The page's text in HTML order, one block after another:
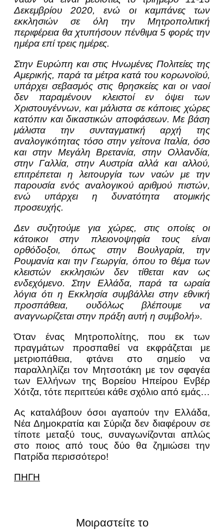
Δεκεμβρίου 2020, ενώ οι καμπάνες των
εκκλησιών σε όλη την Μητροπολιτική
περιφέρεια θα χτυπήσουν πένθιμα 5 φορές την
ημέρα επί τρεις ημέρες.
Στην Ευρώπη και στις Ηνωμένες Πολιτείες της
Αμερικής, παρά τα μέτρα κατά του κορωνοϊού,
υπάρχει σεβασμός στις θρησκείες και οι ναοί
δεν παραμένουν κλειστοί εν όψει των
Χριστουγέννων, και μάλιστα σε κάποιες χώρες
κατόπιν και δικαστικών αποφάσεων. Με βάση
μάλιστα την συνταγματική αρχή της
αναλογικότητας τόσο στην γείτονα Ιταλία, όσο
και στην Μεγάλη Βρετανία, στην Ολλανδία,
στην Γαλλία, στην Αυστρία αλλά και αλλού,
επιτρέπεται η λειτουργία των ναών με την
παρουσία ενός αναλογικού αριθμού πιστών,
ενώ υπάρχει η δυνατότητα ατομικής
προσευχής.
Δεν συζητούμε για χώρες, στις οποίες οι
κάτοικοι στην πλειονοψηφία τους είναι
ορθόδοξοι, όπως στην Βουλγαρία, την
Ρουμανία και την Γεωργία, όπου το θέμα των
κλειστών εκκλησιών δεν τίθεται καν ως
ενδεχόμενο. Στην Ελλάδα, παρά τα ωραία
λόγια ότι η Εκκλησία συμβάλλει στην εθνική
προσπάθεια, ουδόλως βλέπουμε να
αναγνωρίζεται στην πράξη αυτή η συμβολή».
Όταν ένας Μητροπολίτης, που εκ των
πραγμάτων προσπαθεί να εκφράζεται με
μετριοπάθεια, φτάνει στο σημείο να
παραλληλίζει τον Μητσοτάκη με τον σφαγέα
των Ελλήνων της Βορείου Ηπείρου Ενβέρ
Χότζα, τότε περιττεύει κάθε σχόλιο από εμάς…
Ας καταλάβουν όσοι αγαπούν την Ελλάδα,
Νέα Δημοκρατία και Σύριζα δεν διαφέρουν σε
τίποτε μεταξύ τους, συναγωνίζονται απλώς
στο ποιος από τους δύο θα ζημιώσει την
Πατρίδα περισσότερο!
ΠΗΓΗ
Μοιραστείτε το